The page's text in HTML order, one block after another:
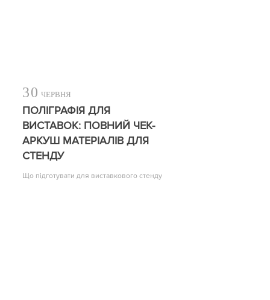
30 ЧЕРВНЯ
ПОЛІГРАФІЯ ДЛЯ
ВИСТАВОК: ПОВНИЙ ЧЕК-
АРКУШ МАТЕРІАЛІВ ДЛЯ
СТЕНДУ
Що підготувати для виставкового стенду